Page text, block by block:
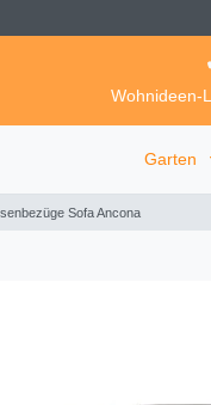
Wohnideen-
Garten
Sofa Ancona